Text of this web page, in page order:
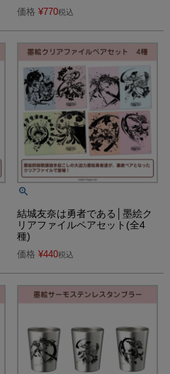
価格 ¥770税込
結城友奈は勇者である│墨絵ク
リアファイルペアセット(全4
種)
価格 ¥440税込